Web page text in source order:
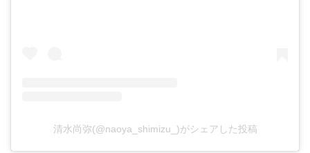
清水尚弥(@naoya_shimizu_)がシェアした投稿